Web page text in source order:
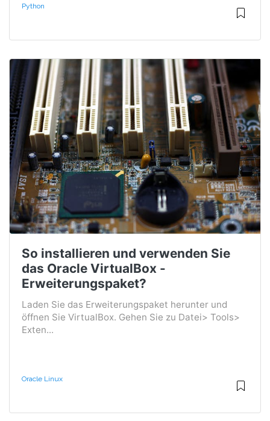
Python
So installieren und verwenden Sie
das Oracle VirtualBox -
Erweiterungspaket?
Laden Sie das Erweiterungspaket herunter und
öffnen Sie VirtualBox. Gehen Sie zu Datei> Tools>
Exten...
Oracle Linux